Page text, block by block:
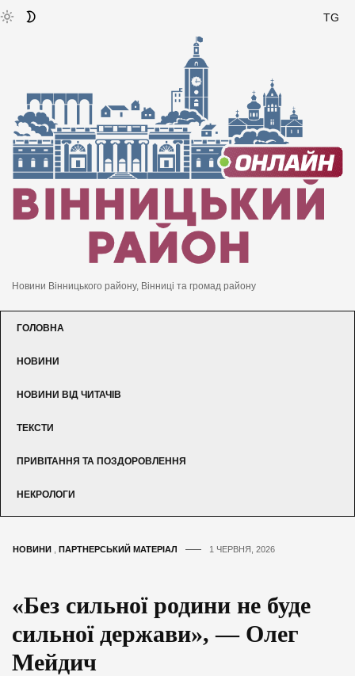
TG
Новини Вінницького району, Вінниці та громад району
ГОЛОВНА
НОВИНИ
НОВИНИ ВІД ЧИТАЧІВ
ТЕКСТИ
ПРИВІТАННЯ ТА ПОЗДОРОВЛЕННЯ
НЕКРОЛОГИ
НОВИНИ ПАРТНЕРСЬКИЙ МАТЕРІАЛ 1 ЧЕРВНЯ, 2026
«Без сильної родини не буде
сильної держави», — Олег
Мейдич